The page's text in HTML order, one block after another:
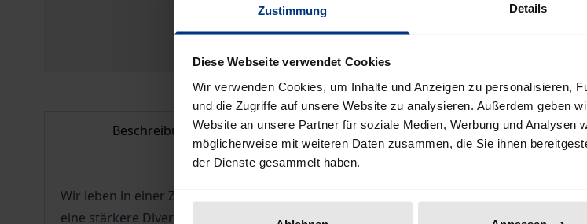
Zustimmung Details
Diese Webseite verwendet Cookies
Wir verwenden Cookies, um Inhalte und Anzeigen zu personalisieren,
und die Zugriffe auf unsere Website zu analysieren. Außerdem geben
Website an unsere Partner für soziale Medien, Werbung und Analysen
möglicherweise mit weiteren Daten zusammen, die Sie ihnen
der Dienste gesammelt haben.
Beschreibung Bibliografische Angaben
Wir leben in einer Zeit des Umbruchs und damit in einer Zeit der Planung: Die
eine stärkere Diversifizierung der Gasversorgung, den Aufbau von Infrastruktur für